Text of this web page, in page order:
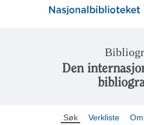
Den
Søk Verkliste